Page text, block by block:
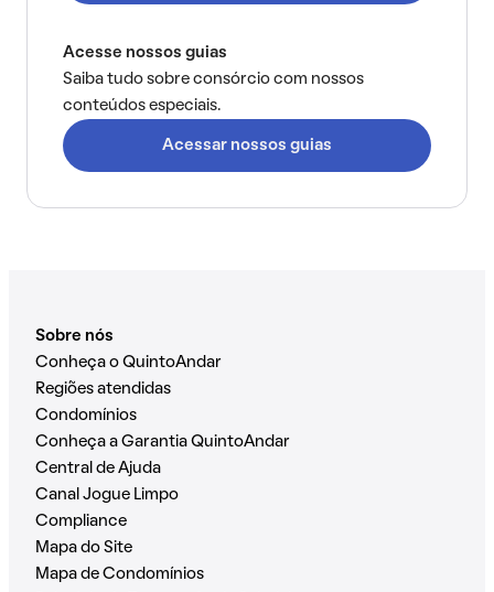
Acesse nossos guias
Saiba tudo sobre consórcio com nossos
conteúdos especiais.
Acessar nossos guias
Sobre nós
Conheça o QuintoAndar
Regiões atendidas
Condomínios
Conheça a Garantia QuintoAndar
Central de Ajuda
Canal Jogue Limpo
Compliance
Mapa do Site
Mapa de Condomínios